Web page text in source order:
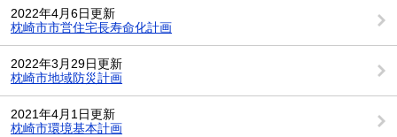
2022年4月6日更新
枕崎市市営住宅長寿命化計画
2022年3月29日更新
枕崎市地域防災計画
2021年4月1日更新
枕崎市環境基本計画